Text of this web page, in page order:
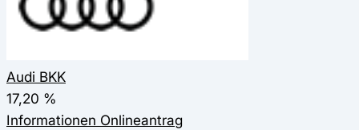
Audi BKK
17,20 %
Informationen Onlineantrag